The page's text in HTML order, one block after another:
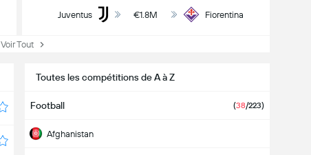
Juventus €1.8M Fiorentina
Voir Tout
Toutes les compétitions de A à Z
Football (38/223)
Afghanistan